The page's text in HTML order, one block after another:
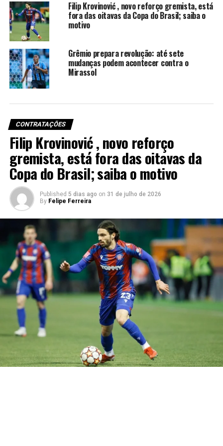
palmeirense, atrás de Carlos Miguel e Marcelo Lomba.
Contrato de três temporadas
O vínculo com o Grêmio será por três anos, Weverton
disputará posição com Gabriel Grando, que
recentemente renovou contrato até o final de 2029.
Este é o quarto reforço confirmado para a temporada.
Além dele, Caio Paulista, Enamorado e Tetê já se
Foto: Cesar Greco / Palmeiras
RELATED TOPICS: DESTAQUE
GRÊMIO
GRÊMIO CONTRATAÇÕES
GRÊMIO GOLEIRO
PALMEIRAS
ÚLTIMAS NOTÍCIAS DO GRÊMIO
WEVERTON
UP NEXT
Grêmio apresenta José Enamorado como seu novo
reforço
DON'T MISS
Grêmio apresenta Tetê como seu novo reforço
Felipe Ferreira
Filip Krovinović , novo reforço gremista, está
fora das oitavas da Copa do Brasil; saiba o
motivo
Grêmio prepara revolução: até sete
mudanças podem acontecer contra o
Mirassol
CONTRATAÇÕES
Filip Krovinović , novo reforço
gremista, está fora das oitavas da
Copa do Brasil; saiba o motivo
Published 5 dias ago on 31 de julho de 2026
By Felipe Ferreira